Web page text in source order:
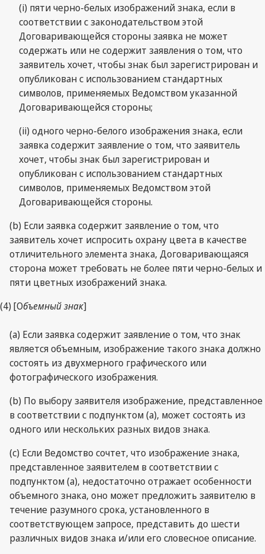
(i) пяти черно-белых изображений знака, если в
соответствии с законодательством этой
Договаривающейся стороны заявка не может
содержать или не содержит заявления о том, что
заявитель хочет, чтобы знак был зарегистрирован и
опубликован с использованием стандартных
символов, применяемых Ведомством указанной
Договаривающейся стороны;
(ii) одного черно-белого изображения знака, если
заявка содержит заявление о том, что заявитель
хочет, чтобы знак был зарегистрирован и
опубликован с использованием стандартных
символов, применяемых Ведомством этой
Договаривающейся стороны.
(b) Если заявка содержит заявление о том, что
заявитель хочет испросить охрану цвета в качестве
отличительного элемента знака, Договаривающаяся
сторона может требовать не более пяти черно-белых и
пяти цветных изображений знака.
(4) [Объемный знак]
(а) Если заявка содержит заявление о том, что знак
является объемным, изображение такого знака должно
состоять из двухмерного графического или
фотографического изображения.
(b) По выбору заявителя изображение, представленное
в соответствии с подпунктом (а), может состоять из
одного или нескольких разных видов знака.
(c) Если Ведомство сочтет, что изображение знака,
представленное заявителем в соответствии с
подпунктом (а), недостаточно отражает особенности
объемного знака, оно может предложить заявителю в
течение разумного срока, установленного в
соответствующем запросе, представить до шести
различных видов знака и/или его словесное описание.